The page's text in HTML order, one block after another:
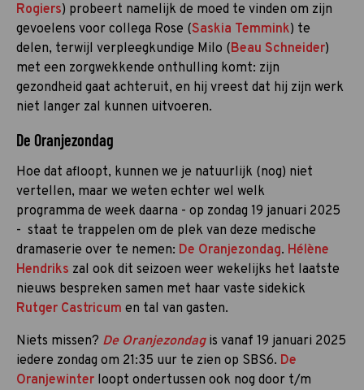
Rogiers) probeert namelijk de moed te vinden om zijn
gevoelens voor collega Rose (Saskia Temmink) te
delen, terwijl verpleegkundige Milo (Beau Schneider)
met een zorgwekkende onthulling komt: zijn
gezondheid gaat achteruit, en hij vreest dat hij zijn werk
niet langer zal kunnen uitvoeren.
De Oranjezondag
Hoe dat afloopt, kunnen we je natuurlijk (nog) niet
vertellen, maar we weten echter wel welk
programma de week daarna - op zondag 19 januari 2025
- staat te trappelen om de plek van deze medische
dramaserie over te nemen: De Oranjezondag. Hélène
Hendriks zal ook dit seizoen weer wekelijks het laatste
nieuws bespreken samen met haar vaste sidekick
Rutger Castricum en tal van gasten.
Niets missen? De Oranjezondagis vanaf 19 januari 2025
iedere zondag om 21:35 uur te zien op SBS6. De
Oranjewinter loopt ondertussen ook nog door t/m